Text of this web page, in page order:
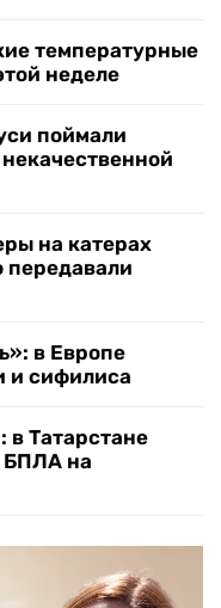
температурные
неделе
поймали
на катерах
передавали
в Европе
и сифилиса
в Татарстане
БПЛА на